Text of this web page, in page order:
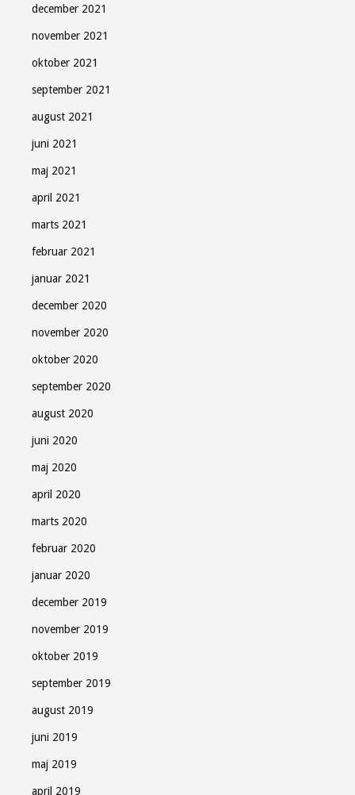
december 2021
november 2021
oktober 2021
september 2021
august 2021
juni 2021
maj 2021
april 2021
marts 2021
februar 2021
januar 2021
december 2020
november 2020
oktober 2020
september 2020
august 2020
juni 2020
maj 2020
april 2020
marts 2020
februar 2020
januar 2020
december 2019
november 2019
oktober 2019
september 2019
august 2019
juni 2019
maj 2019
april 2019